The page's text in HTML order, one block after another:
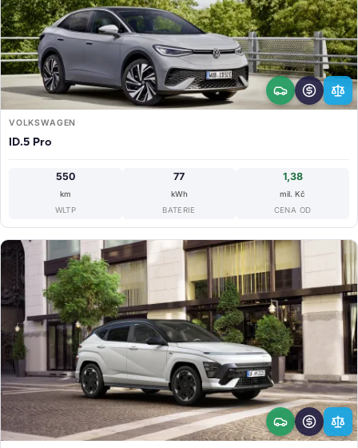
VOLKSWAGEN
ID.5 Pro
550
km
WLTP
77
kWh
BATERIE
1,38
mil. Kč
CENA OD